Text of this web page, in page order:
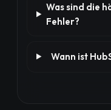
Was sind die
Fehler?
Wann ist